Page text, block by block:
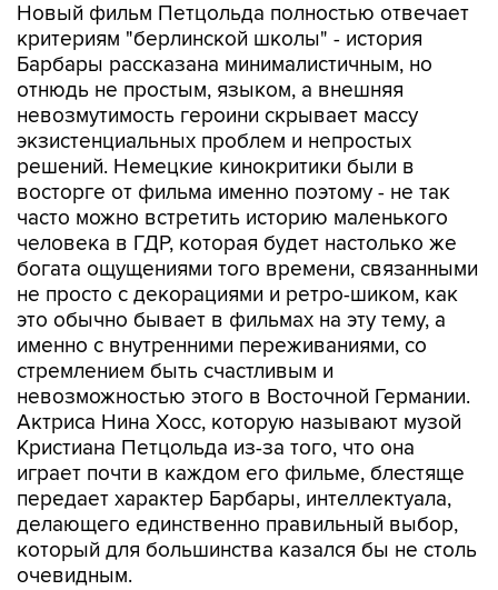
Новый фильм Петцольда полностью отвечает
критериям "берлинской школы" - история
Барбары рассказана минималистичным, но
отнюдь не простым, языком, а внешняя
невозмутимость героини скрывает массу
экзистенциальных проблем и непростых
решений. Немецкие кинокритики были в
восторге от фильма именно поэтому - не так
часто можно встретить историю маленького
человека в ГДР, которая будет настолько же
богата ощущениями того времени, связанными
не просто с декорациями и ретро-шиком, как
это обычно бывает в фильмах на эту тему, а
именно с внутренними переживаниями, со
стремлением быть счастливым и
невозможностью этого в Восточной Германии.
Актриса Нина Хосс, которую называют музой
Кристиана Петцольда из-за того, что она
играет почти в каждом его фильме, блестяще
передает характер Барбары, интеллектуала,
делающего единственно правильный выбор,
который для большинства казался бы не столь
очевидным.